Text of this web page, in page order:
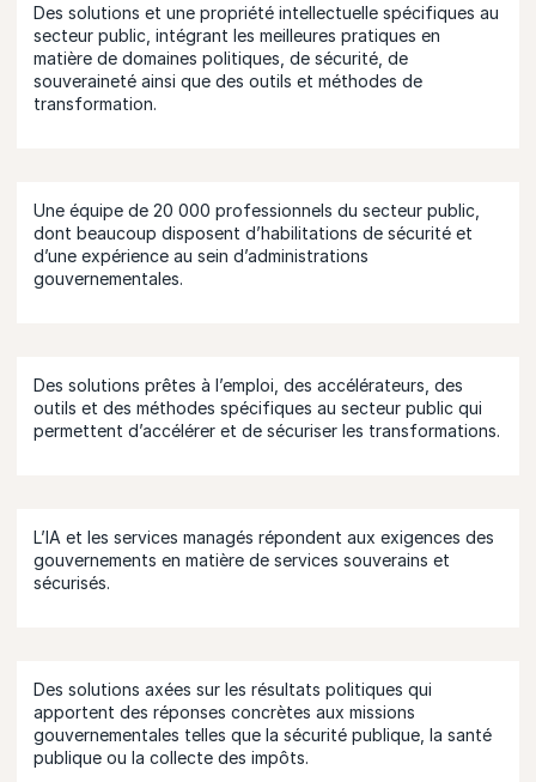
Des solutions et une propriété intellectuelle spécifiques au
secteur public, intégrant les meilleures pratiques en
matière de domaines politiques, de sécurité, de
souveraineté ainsi que des outils et méthodes de
transformation.
Une équipe de 20 000 professionnels du secteur public,
dont beaucoup disposent d’habilitations de sécurité et
d’une expérience au sein d’administrations
gouvernementales.
Des solutions prêtes à l’emploi, des accélérateurs, des
outils et des méthodes spécifiques au secteur public qui
permettent d’accélérer et de sécuriser les transformations.
L’IA et les services managés répondent aux exigences des
gouvernements en matière de services souverains et
sécurisés.
Des solutions axées sur les résultats politiques qui
apportent des réponses concrètes aux missions
gouvernementales telles que la sécurité publique, la santé
publique ou la collecte des impôts.